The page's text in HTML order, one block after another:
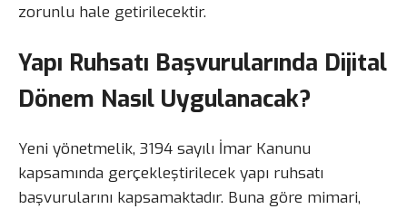
zorunlu hale getirilecektir.
Yapı Ruhsatı Başvurularında Dijital
Dönem Nasıl Uygulanacak?
Yeni yönetmelik, 3194 sayılı İmar Kanunu
kapsamında gerçekleştirilecek yapı ruhsatı
başvurularını kapsamaktadır. Buna göre mimari,